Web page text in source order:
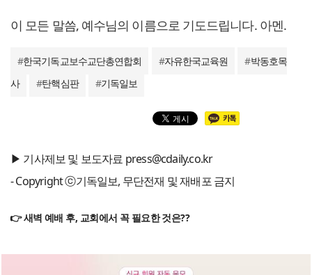
이 모든 말씀, 예수님의 이름으로 기도드립니다. 아멘.
#한국기독교보수교단총연합회 #자유한국교육원 #박동호목
사
#탄핵심판 #기독일보
▶ 기사제보 및 보도자료 press@cdaily.co.kr
- Copyright ⓒ기독일보, 무단전재 및 재배포 금지
👉 새벽 예배 후, 교회에서 꼭 필요한 것은??